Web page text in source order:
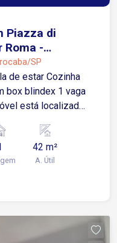
Piazza di
Roma -
SP
box blindex 1 vaga
e fácil
Sorocaba. 1
Fazano 3
para moradores,
Piscina
42 m²
A. Útil